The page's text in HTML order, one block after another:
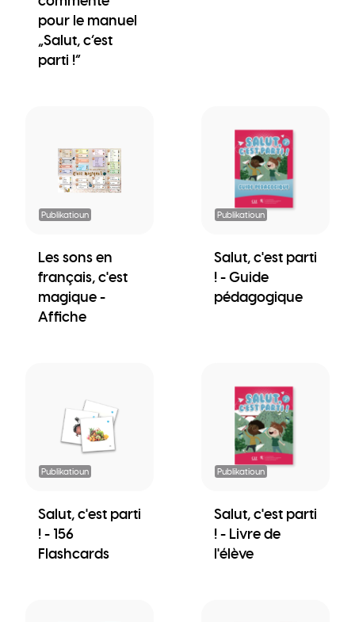
pour le manuel
„Salut, c’est
parti !“
Publikatioun
Les sons en
français, c'est
magique -
Affiche
Publikatioun
Salut, c'est parti
! - Guide
pédagogique
Publikatioun
Salut, c'est parti
! - 156
Flashcards
Publikatioun
Salut, c'est parti
! - Livre de
l'élève